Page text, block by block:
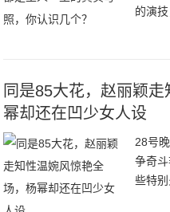
的演
还原
同是85大花，赵丽颖
幂却还在凹少女人设
28号
争奇
些特
杠杠